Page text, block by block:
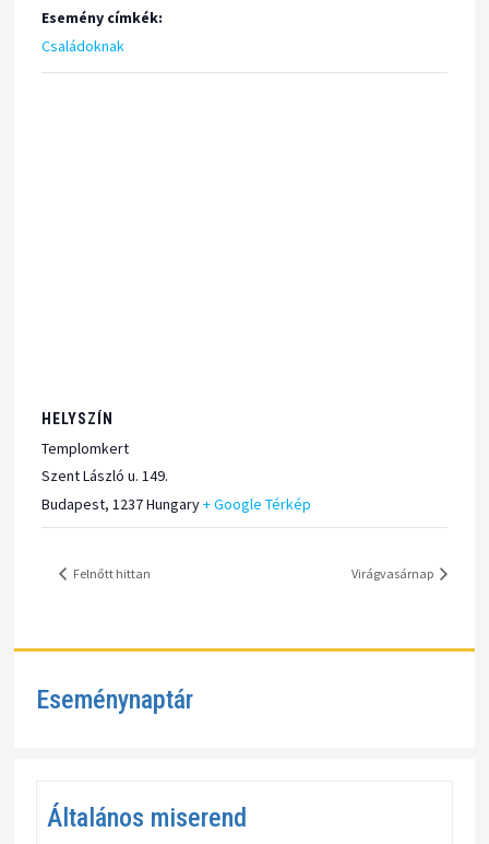
Esemény címkék:
Családoknak
HELYSZÍN
Templomkert
Szent László u. 149.
Budapest, 1237Hungary+ Google Térkép
Felnőtt hittan Virágvasárnap
Eseménynaptár
Általános miserend